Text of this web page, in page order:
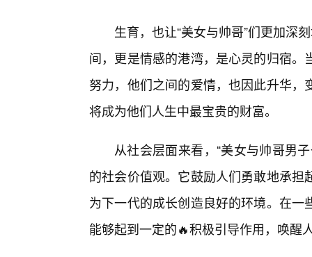
生育，也让“美女与帅哥”们更加深
间，更是情感的港湾，是心灵的归宿
努力，他们之间的爱情，也因此升华
将成为他们人生中最宝贵的财富。
从社会层面来看，“美女与帅哥男
的社会价值观。它鼓励人们勇敢地承
为下一代的成长创造良好的环境。在
能够起到一定的🔥积极引导作用，唤醒